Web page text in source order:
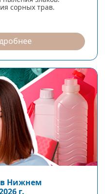
сорных трав.
Нижнем
г.